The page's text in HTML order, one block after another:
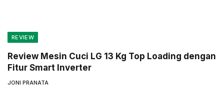
REVIEW
Review Mesin Cuci LG 13 Kg Top Loading dengan
Fitur Smart Inverter
JONI PRANATA